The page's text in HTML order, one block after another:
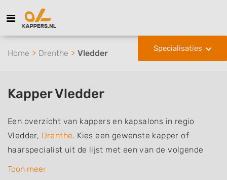
Specialisaties
Home Drenthe Vledder
Kapper Vledder
Een overzicht van kappers en kapsalons in regio
Vledder, Drenthe. Kies een gewenste kapper of
haarspecialist uit de lijst met een van de volgende
specialisaties of aantekeningen: mannen of
Toon meer